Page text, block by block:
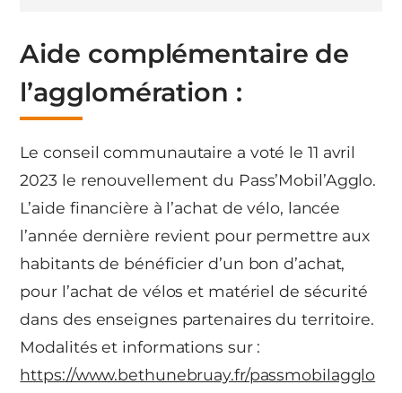
Aide complémentaire de
l’agglomération :
Le conseil communautaire a voté le 11 avril
2023 le renouvellement du Pass’Mobil’Agglo.
L’aide financière à l’achat de vélo, lancée
l’année dernière revient pour permettre aux
habitants de bénéficier d’un bon d’achat,
pour l’achat de vélos et matériel de sécurité
dans des enseignes partenaires du territoire.
Modalités et informations sur :
https://www.bethunebruay.fr/passmobilagglo